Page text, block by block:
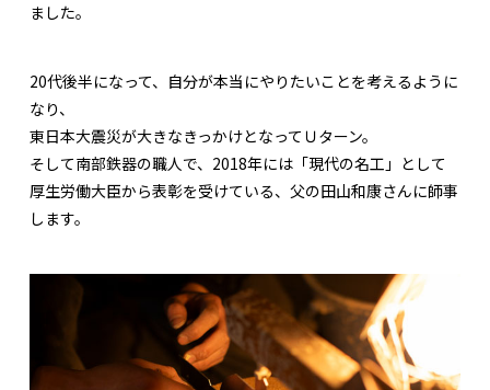
ました。
20代後半になって、自分が本当にやりたいことを考えるように
なり、
東日本大震災が大きなきっかけとなってＵターン。
そして南部鉄器の職人で、2018年には「現代の名工」として
厚生労働大臣から表彰を受けている、父の田山和康さんに師事
します。